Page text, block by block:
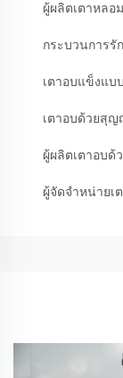
ผู้ผลิตเตาหล
กระบวนการ
เตาอบแข็งแ
เตาอบด้วยสุ
ผู้ผลิตเตาอบ
ผู้จัดจำหน่าย